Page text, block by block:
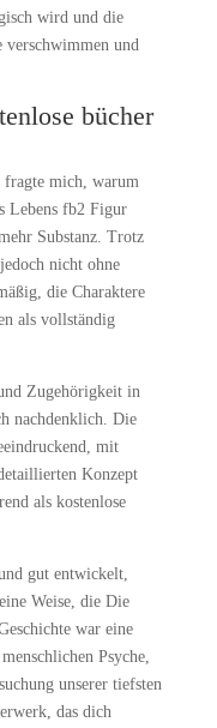
wird und die
verschwimmen und
bücher
mich, warum
Lebens fb2 Figur
Substanz. Trotz
nicht ohne
die Charaktere
als vollständig
Zugehörigkeit in
nachdenklich. Die
mit
Konzept
als kostenlose
gut entwickelt,
Weise, die Die
war eine
Psyche,
unserer tiefsten
das dich